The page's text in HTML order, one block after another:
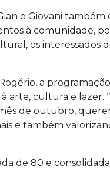
e Giovani
à comunidade,
os interessados
a
arte, cultura e lazer.
de outubro,
e também
de 80 e